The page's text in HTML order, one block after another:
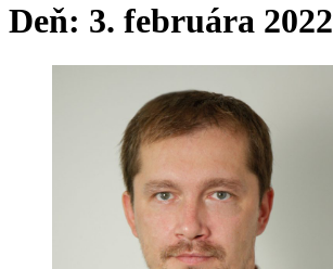
Deň: 3. februára 2022